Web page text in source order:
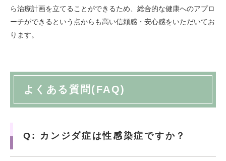
ら治療計画を立てることができるため、総合的な健康へのアプロ
ーチができるという点からも高い信頼感・安心感をいただいてお
ります。
よくある質問(FAQ)
Q: カンジダ症は性感染症ですか？